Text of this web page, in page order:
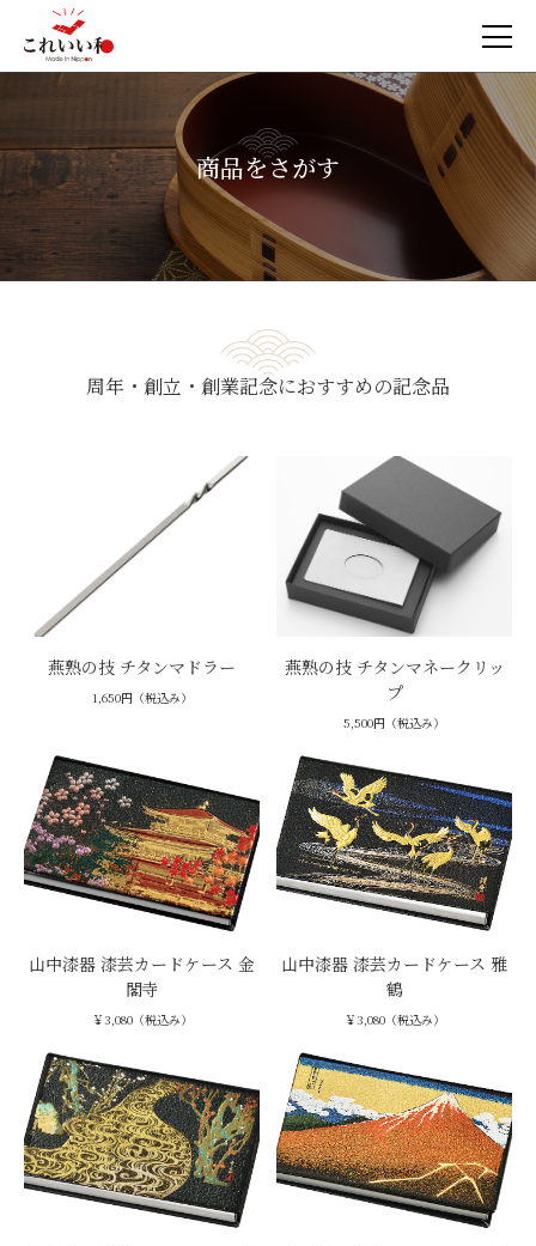
商品をさがす
周年・創立・創業記念におすすめの記念品
燕熟の技 チタンマドラー
1,650円（税込み）
燕熟の技 チタンマネークリッ
プ
5,500円（税込み）
山中漆器 漆芸カードケース 金
閣寺
￥3,080（税込み）
山中漆器 漆芸カードケース 雅
鶴
￥3,080（税込み）